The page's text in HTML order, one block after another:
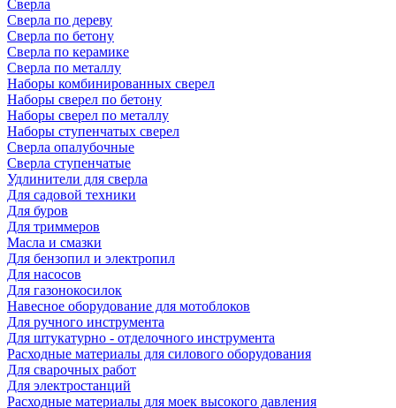
Сверла
Сверла по дереву
Сверла по бетону
Сверла по керамике
Сверла по металлу
Наборы комбинированных сверел
Наборы сверел по бетону
Наборы сверел по металлу
Наборы ступенчатых сверел
Сверла опалубочные
Сверла ступенчатые
Удлинители для сверла
Для садовой техники
Для буров
Для триммеров
Масла и смазки
Для бензопил и электропил
Для насосов
Для газонокосилок
Навесное оборудование для мотоблоков
Для ручного инструмента
Для штукатурно - отделочного инструмента
Расходные материалы для силового оборудования
Для сварочных работ
Для электростанций
Расходные материалы для моек высокого давления